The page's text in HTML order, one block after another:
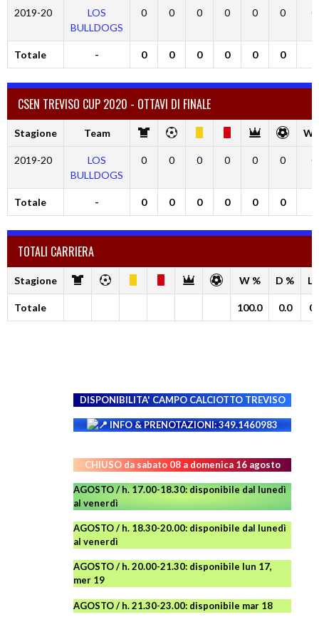
2019-20
LOS
BULLDOGS
0 0 0 0 0 0 0
Totale - 0 0 0 0 0 0
CSEN TREVISO CUP 2020 - OTTAVI DI FINALE
Stagione Team W
2019-20
LOS
BULLDOGS
0 0 0 0 0 0 0
Totale - 0 0 0 0 0 0
TOTALI CARRIERA
Stagione W % D % L
Totale 100.0 0.0
DISPONIBILITA' CAMPO CALCIOTTO TREVISO
INFO & PRENOTAZIONI: 349.1460983
CHIUSO da sabato 08 a domenica 16 agosto
AGOSTO / h. 17.00-18.30: disponibile dal lunedì
al venerdì
AGOSTO/ h. 18.30-20.00: disponibile dal lunedì
al venerdì
AGOSTO / h. 20.00-21.30: disponibile lun 17,
mer 19
AGOSTO/ h. 21.30-23.00: disponibile mar 18